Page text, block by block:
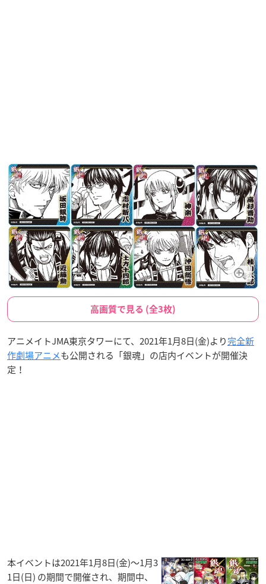
高画質で見る (全3枚)
アニメイトJMA東京タワーにて、2021年1月8日(金)より完全新
作劇場アニメも公開される「銀魂」の店内イベントが開催決
定！
本イベントは2021年1月8日(金)～1月3
1日(日) の期間で開催され、期間中、